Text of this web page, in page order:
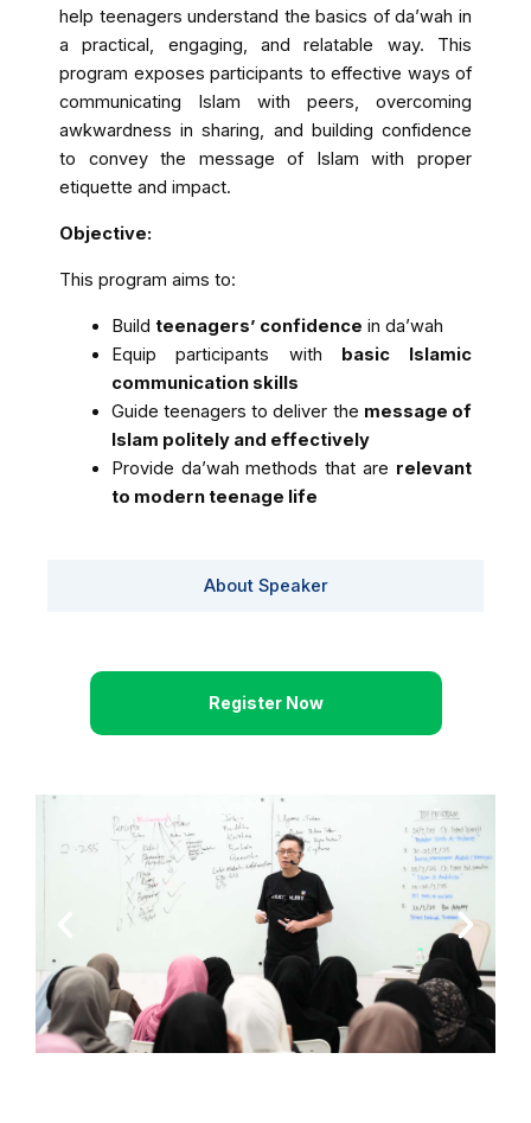
About Speaker
help teenagers understand the basics of da’wah in
a practical, engaging, and relatable way. This
program exposes participants to effective ways of
communicating Islam with peers, overcoming
awkwardness in sharing, and building confidence
to convey the message of Islam with proper
etiquette and impact.
Objective:
This program aims to:
Build teenagers’ confidence in da’wah
Equip participants with basic Islamic
communication skills
Guide teenagers to deliver the message of
Islam politely and effectively
Provide da’wah methods that are relevant
to modern teenage life
Register Now